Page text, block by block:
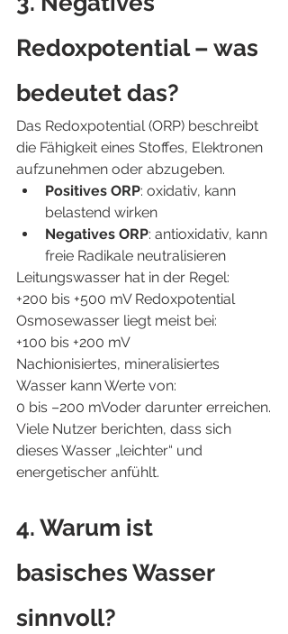
Redoxpotential – was
bedeutet das?
Das Redoxpotential (ORP) beschreibt
die Fähigkeit eines Stoffes, Elektronen
aufzunehmen oder abzugeben.
Positives ORP: oxidativ, kann
belastend wirken
Negatives ORP: antioxidativ, kann
freie Radikale neutralisieren
Leitungswasser hat in der Regel:
+200 bis +500 mV Redoxpotential
Osmosewasser liegt meist bei:
+100 bis +200 mV
Nachionisiertes, mineralisiertes
Wasser kann Werte von:
0 bis –200 mVoder darunter erreichen.
Viele Nutzer berichten, dass sich
dieses Wasser „leichter“ und
energetischer anfühlt.
4. Warum ist
basisches Wasser
sinnvoll?